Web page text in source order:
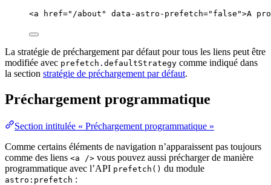
<a href=" /about " data-astro-prefetch=" false ">A
La stratégie de préchargement par défaut pour tous les liens peut être
modifiée avec prefetch.defaultStrategy comme indiqué dans
la section stratégie de préchargement par défaut.
Préchargement programmatique
Section intitulée « Préchargement programmatique »
Comme certains éléments de navigation n’apparaissent pas toujours
comme des liens <a /> vous pouvez aussi précharger de manière
programmatique avec l’API prefetch() du module
astro:prefetch :